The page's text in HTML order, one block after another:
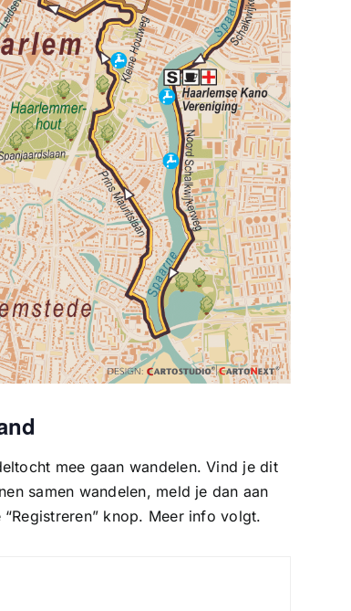
mee gaan wandelen. Vind je dit
samen wandelen, meld je dan aan
knop. Meer info volgt.